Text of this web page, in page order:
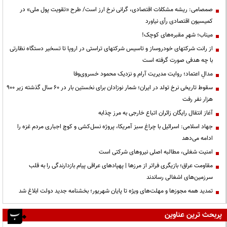
صمصامی: ریشه مشکلات اقتصادی، گرانی نرخ ارز است/ طرح «تقویت پول ملی» در
کمیسیون اقتصادی رأی نیاورد
میناب؛ شهرِ مقبره‌های کوچک!
از رانت‌ شرکتهای خودروساز و تاسیس شرکتهای تراستی در اروپا تا تسخیر دستگاه نظارتی
با چه هدفی صورت گرفته است
مدالِ اعتماد؛ روایت مدیریت آرام و نزدیک محمود خسروی‌وفا
سقوط تاریخی نرخ تولد در ایران؛ شمار نوزادان برای نخستین بار در ۶۰ سال گذشته زیر ۹۰۰
هزار نفر رفت
آغاز انتقال رایگان زائران اتباع خارجی به مرز چذابه
جهاد اسلامی: اسرائیل با چراغ سبز آمریکا، پروژه نسل‌کشی و کوچ اجباری مردم غزه را
ادامه می‌دهد
‌امنیت شغلی، مطالبه اصلی نیروهای شرکتی است
مقاومت عراق؛ بازیگری فراتر از مرزها | پهپادهای عراقی پیام بازدارندگی را به قلب
سرزمین‌های اشغالی رساندند
تمدید همه مجوزها و مهلت‌های ویژه تا پایان شهریور؛ بخشنامه جدید دولت ابلاغ شد
پربحث ترین عناوین